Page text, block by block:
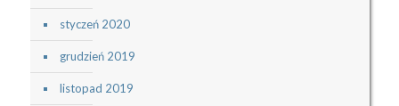
styczeń 2020
grudzień 2019
listopad 2019